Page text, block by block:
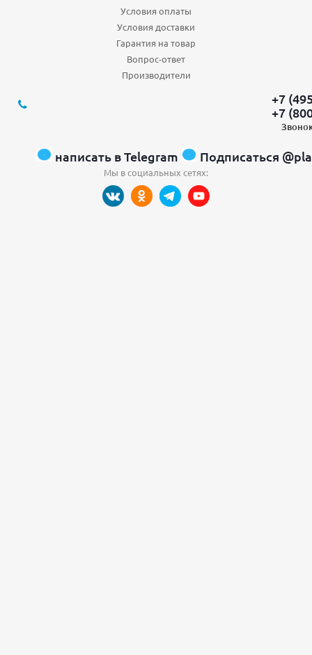
Условия оплаты
Условия доставки
Гарантия на товар
Вопрос-ответ
Производители
+7
+7
написать в Telegram Подписаться
Мы в социальных сетях: